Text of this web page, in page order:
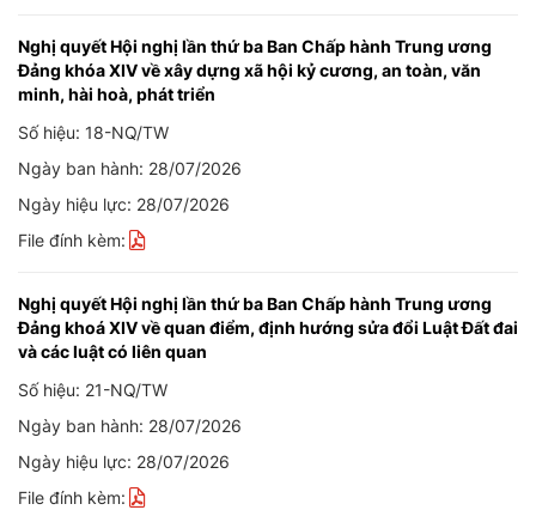
Nghị quyết Hội nghị lần thứ ba Ban Chấp hành Trung ương
Đảng khóa XIV về xây dựng xã hội kỷ cương, an toàn, văn
minh, hài hoà, phát triển
Số hiệu: 18-NQ/TW
Ngày ban hành: 28/07/2026
Ngày hiệu lực: 28/07/2026
File đính kèm:
Nghị quyết Hội nghị lần thứ ba Ban Chấp hành Trung ương
Đảng khoá XIV về quan điểm, định hướng sửa đổi Luật Đất đai
và các luật có liên quan
Số hiệu: 21-NQ/TW
Ngày ban hành: 28/07/2026
Ngày hiệu lực: 28/07/2026
File đính kèm: